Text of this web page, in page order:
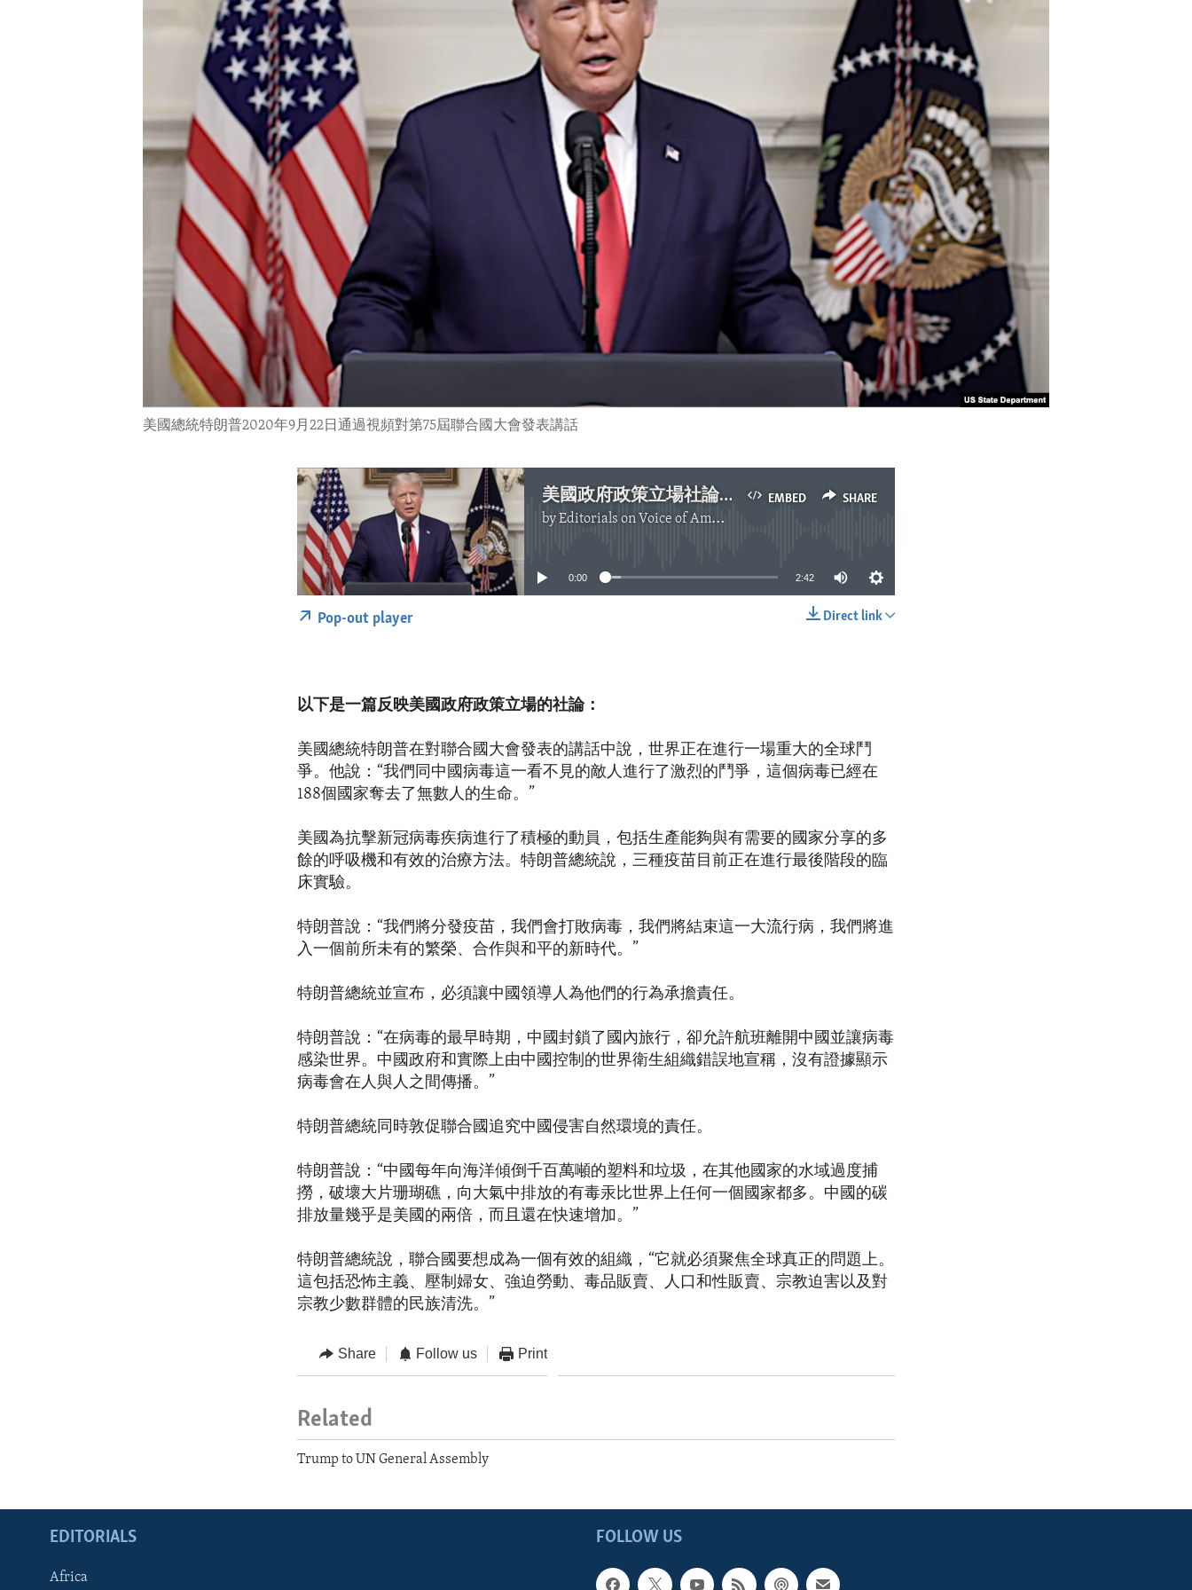
美國總統特朗普2020年9月22日通過視頻對第75屆聯合國大會發表講話
EMBED SHARE
美國政府政策立場社論：特朗普總統對聯合國大會發表講話
byEditorials on Voice of America
No media source currently available
0:00 2:42
Direct link
Pop-out player
以下是一篇反映美國政府政策立場的社論：
美國總統特朗普在對聯合國大會發表的講話中說，世界正在進行一場重大的全球鬥
爭。他說：“我們同中國病毒這一看不見的敵人進行了激烈的鬥爭，這個病毒已經在
188個國家奪去了無數人的生命。”
美國為抗擊新冠病毒疾病進行了積極的動員，包括生產能夠與有需要的國家分享的多
餘的呼吸機和有效的治療方法。特朗普總統說，三種疫苗目前正在進行最後階段的臨
床實驗。
特朗普說：“我們將分發疫苗，我們會打敗病毒，我們將結束這一大流行病，我們將進
入一個前所未有的繁榮、合作與和平的新時代。”
特朗普總統並宣布，必須讓中國領導人為他們的行為承擔責任。
特朗普說：“在病毒的最早時期，中國封鎖了國內旅行，卻允許航班離開中國並讓病毒
感染世界。中國政府和實際上由中國控制的世界衛生組織錯誤地宣稱，沒有證據顯示
病毒會在人與人之間傳播。”
特朗普總統同時敦促聯合國追究中國侵害自然環境的責任。
特朗普說：“中國每年向海洋傾倒千百萬噸的塑料和垃圾，在其他國家的水域過度捕
撈，破壞大片珊瑚礁，向大氣中排放的有毒汞比世界上任何一個國家都多。中國的碳
排放量幾乎是美國的兩倍，而且還在快速增加。”
特朗普總統說，聯合國要想成為一個有效的組織，“它就必須聚焦全球真正的問題上。
這包括恐怖主義、壓制婦女、強迫勞動、毒品販賣、人口和性販賣、宗教迫害以及對
宗教少數群體的民族清洗。”
Share Follow us Print
Related
Trump to UN General Assembly
FOLLOW US
EDITORIALS
Africa